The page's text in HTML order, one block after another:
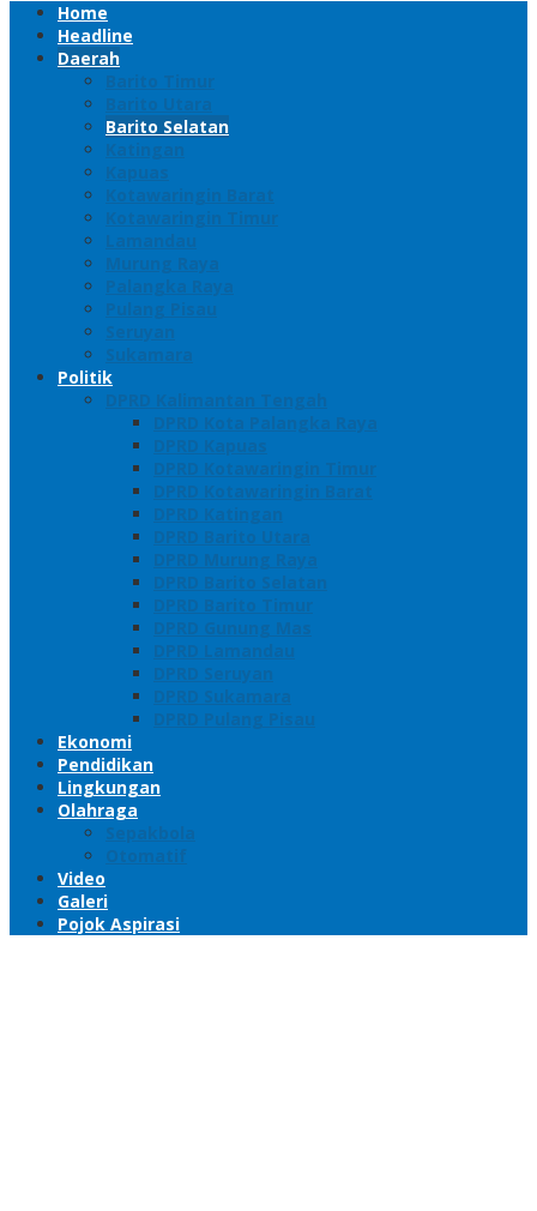
Home
Headline
Daerah
Barito Timur
Barito Utara
Barito Selatan
Katingan
Kapuas
Kotawaringin Barat
Kotawaringin Timur
Lamandau
Murung Raya
Palangka Raya
Pulang Pisau
Seruyan
Sukamara
Politik
DPRD Kalimantan Tengah
DPRD Kota Palangka Raya
DPRD Kapuas
DPRD Kotawaringin Timur
DPRD Kotawaringin Barat
DPRD Katingan
DPRD Barito Utara
DPRD Murung Raya
DPRD Barito Selatan
DPRD Barito Timur
DPRD Gunung Mas
DPRD Lamandau
DPRD Seruyan
DPRD Sukamara
DPRD Pulang Pisau
Ekonomi
Pendidikan
Lingkungan
Olahraga
Sepakbola
Otomatif
Video
Galeri
Pojok Aspirasi